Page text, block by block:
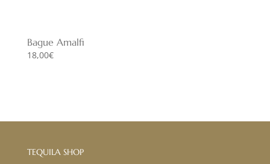
Bague Amalfi
18,00€
TEQUILA SHOP